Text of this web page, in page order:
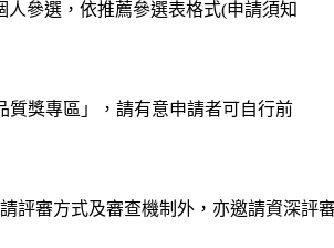
參選，依推薦參選表格式(申請須知
質獎專區」，請有意申請者可自行前
評審方式及審查機制外，亦邀請資深評